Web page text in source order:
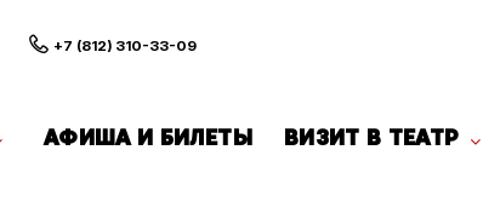
+7 (812) 310-33-09
АФИША И БИЛЕТЫ ВИЗИТ В ТЕАТР